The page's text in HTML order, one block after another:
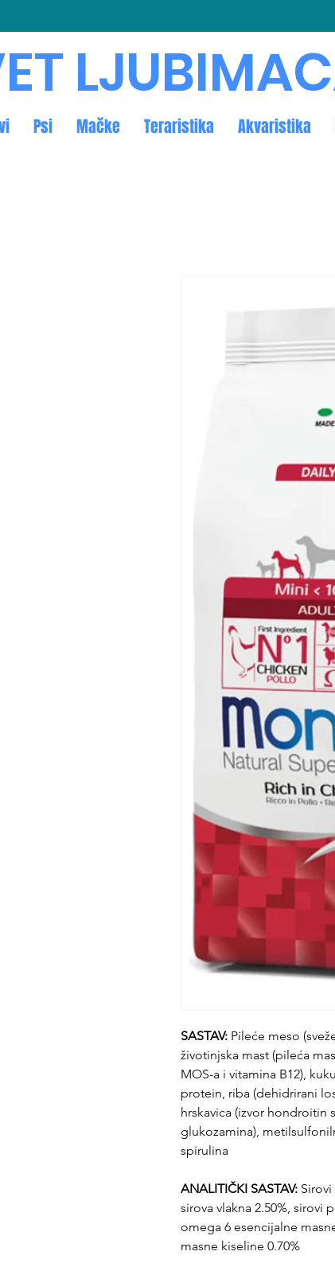
Psi Mačke Teraristika Akvaristika
SASTAV: Pileće meso
životinjska mast (pileća
MOS-a i vitamina B12),
protein, riba (dehidrirani
hrskavica (izvor hondroitin
glukozamina),
spirulina
ANALITIČKI SASTAV:
sirova vlakna 2.50%, sirovi
omega 6 esencijalne
masne kiseline 0.70%